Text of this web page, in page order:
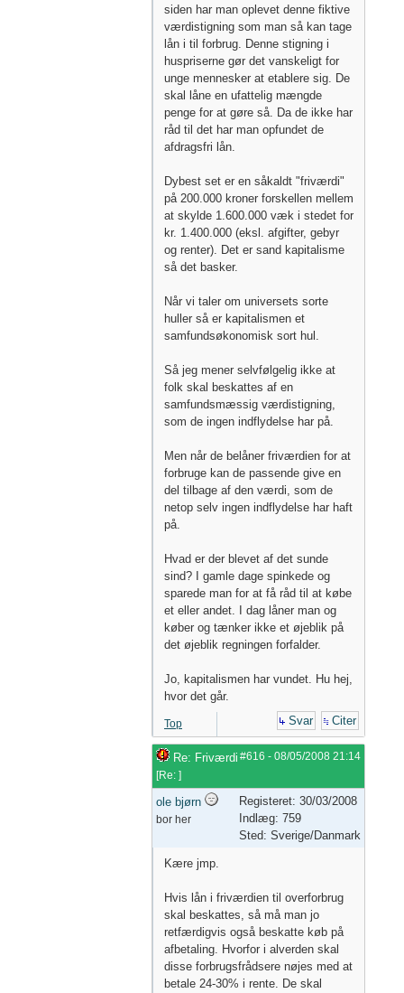
siden har man oplevet denne fiktive
værdistigning som man så kan tage
lån i til forbrug. Denne stigning i
huspriserne gør det vanskeligt for
unge mennesker at etablere sig. De
skal låne en ufattelig mængde
penge for at gøre så. Da de ikke har
råd til det har man opfundet de
afdragsfri lån.
Dybest set er en såkaldt "friværdi"
på 200.000 kroner forskellen mellem
at skylde 1.600.000 væk i stedet for
kr. 1.400.000 (eksl. afgifter, gebyr
og renter). Det er sand kapitalisme
så det basker.
Når vi taler om universets sorte
huller så er kapitalismen et
samfundsøkonomisk sort hul.
Så jeg mener selvfølgelig ikke at
folk skal beskattes af en
samfundsmæssig værdistigning,
som de ingen indflydelse har på.
Men når de belåner friværdien for at
forbruge kan de passende give en
del tilbage af den værdi, som de
netop selv ingen indflydelse har haft
på.
Hvad er der blevet af det sunde
sind? I gamle dage spinkede og
sparede man for at få råd til at købe
et eller andet. I dag låner man og
køber og tænker ikke et øjeblik på
det øjeblik regningen forfalder.
Jo, kapitalismen har vundet. Hu hej,
hvor det går.
Top Svar Citer
#616 - 08/05/2008 21:14
Re: Friværdi
[Re: ]
ole bjørn
bor her
Registeret: 30/03/2008
Indlæg: 759
Sted: Sverige/Danmark
Kære jmp.
Hvis lån i friværdien til overforbrug
skal beskattes, så må man jo
retfærdigvis også beskatte køb på
afbetaling. Hvorfor i alverden skal
disse forbrugsfrådsere nøjes med at
betale 24-30% i rente. De skal